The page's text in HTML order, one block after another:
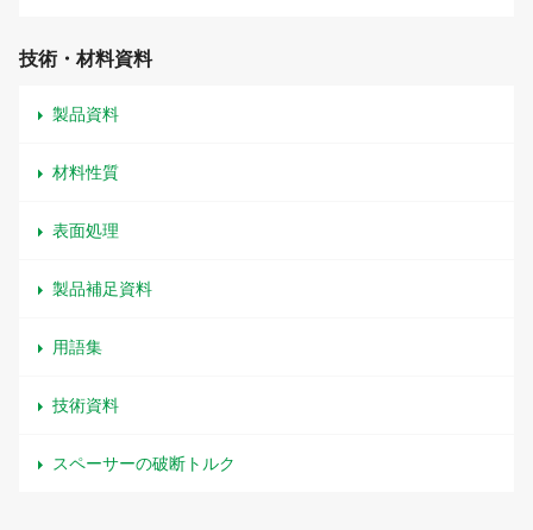
技術・材料資料
製品資料
材料性質
表面処理
製品補足資料
用語集
技術資料
スペーサーの破断トルク